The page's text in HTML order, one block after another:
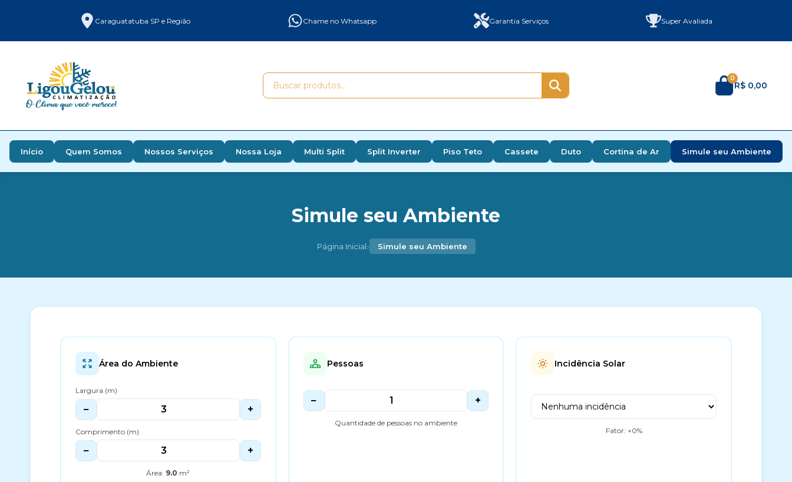
Caraguatatuba SP e Região Chame no Whatsapp Garantia Serviços Super Avaliada
0
R$ 0,00
Início Quem Somos Nossos Serviços Nossa Loja Multi Split Split Inverter Piso Teto Cassete Duto Cortina de Ar Simule seu Ambiente
Simule seu Ambiente
Página Inicial› Simule seu Ambiente
Área do Ambiente
Largura (m)
− +
Comprimento (m)
− +
Área: 9.0 m²
Pessoas
− +
Quantidade de pessoas no ambiente
Incidência Solar
Fator: +0%